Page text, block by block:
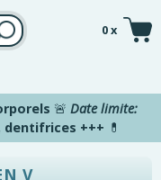
0 x
🚨 Date limite:
dentifrices +++ 💊
V